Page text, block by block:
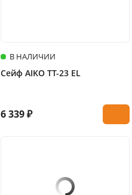
В НАЛИЧИИ
Сейф AIKO TT-23 EL
6 339 ₽